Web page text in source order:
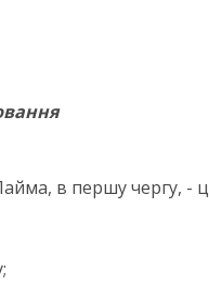
в першу чергу, -